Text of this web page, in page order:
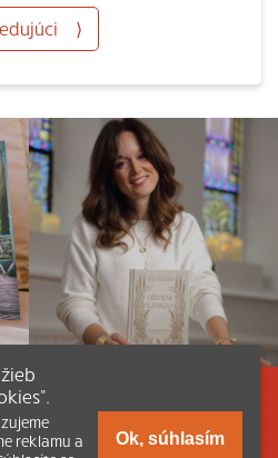
⟩
Dokumenty a články
reklamu a
Ok, súhlasím